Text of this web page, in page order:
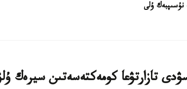
نۇسىپبەك ۇلى
تازارتۋعا كومەكتەسەتىن سيرەك